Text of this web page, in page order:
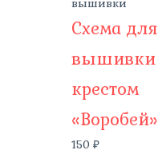
вышивки
Схема для
вышивки
крестом
«Воробей»
150₽